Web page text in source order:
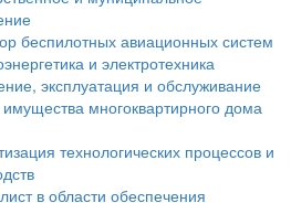
беспилотных авиационных систем
и электротехника
эксплуатация и обслуживание
многоквартирного дома
технологических процессов и
в области обеспечения